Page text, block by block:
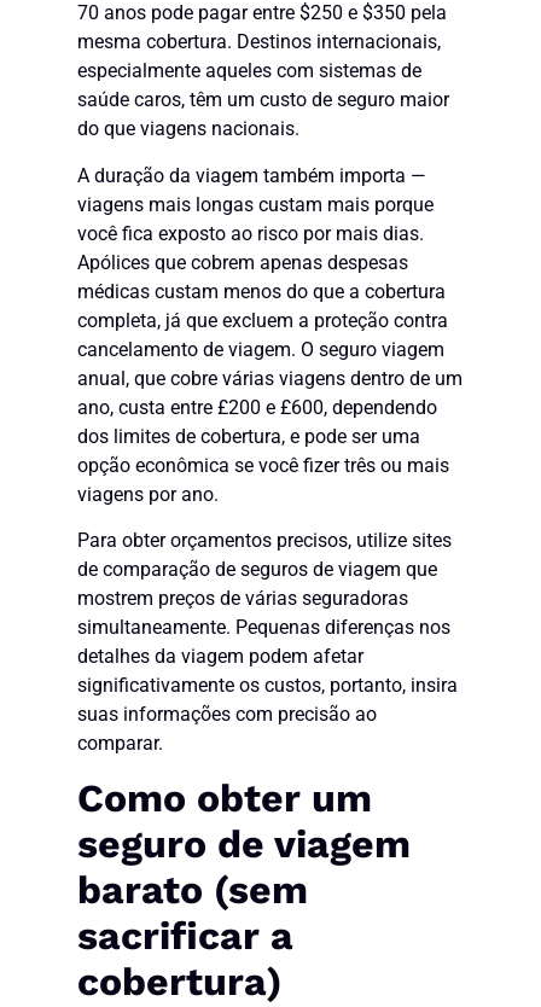
70 anos pode pagar entre $250 e $350 pela
mesma cobertura. Destinos internacionais,
especialmente aqueles com sistemas de
saúde caros, têm um custo de seguro maior
do que viagens nacionais.
A duração da viagem também importa —
viagens mais longas custam mais porque
você fica exposto ao risco por mais dias.
Apólices que cobrem apenas despesas
médicas custam menos do que a cobertura
completa, já que excluem a proteção contra
cancelamento de viagem. O seguro viagem
anual, que cobre várias viagens dentro de um
ano, custa entre £200 e £600, dependendo
dos limites de cobertura, e pode ser uma
opção econômica se você fizer três ou mais
viagens por ano.
Para obter orçamentos precisos, utilize sites
de comparação de seguros de viagem que
mostrem preços de várias seguradoras
simultaneamente. Pequenas diferenças nos
detalhes da viagem podem afetar
significativamente os custos, portanto, insira
suas informações com precisão ao
comparar.
Como obter um
seguro de viagem
barato (sem
sacrificar a
cobertura)